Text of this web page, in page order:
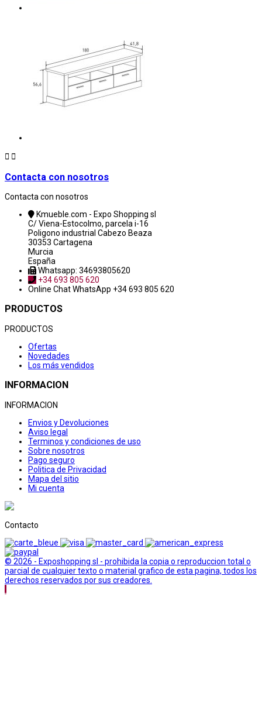
 
Contacta con nosotros
Contacta con nosotros
Kmueble.com - Expo Shopping sl
C/ Viena-Estocolmo, parcela i-16
Poligono industrial Cabezo Beaza
30353 Cartagena
Murcia
España
Whatsapp: 34693805620
+34 693 805 620
Online ChatWhatsApp +34 693 805 620
PRODUCTOS
PRODUCTOS
Ofertas
Novedades
Los más vendidos
INFORMACION
INFORMACION
Envios y Devoluciones
Aviso legal
Terminos y condiciones de uso
Sobre nosotros
Pago seguro
Politica de Privacidad
Mapa del sitio
Mi cuenta
Contacto
© 2026 - Exposhopping sl - prohibida la copia o reproduccion total o
parcial de cualquier texto o material grafico de esta pagina, todos los
derechos reservados por sus creadores.